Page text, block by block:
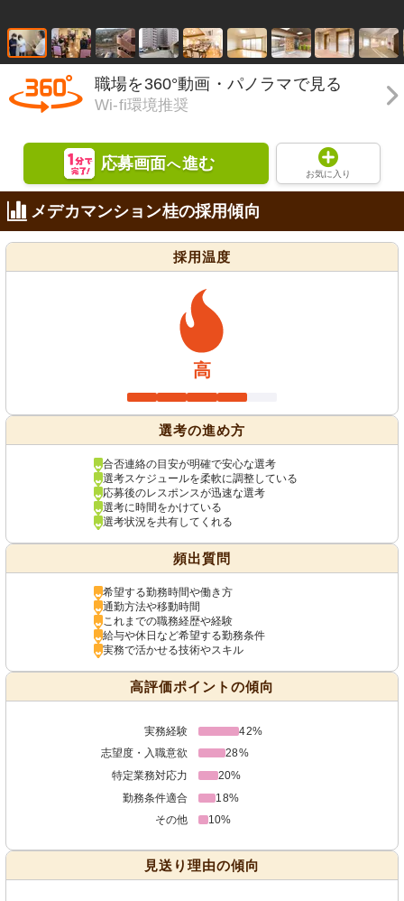
職場を360°動画・パノラマで見る
Wi-fi環境推奨
応募画面へ進む
お気に入り
メデカマンション桂の採用傾向
採用温度
高
選考の進め方
合否連絡の目安が明確で安心な選考
選考スケジュールを柔軟に調整している
応募後のレスポンスが迅速な選考
選考に時間をかけている
選考状況を共有してくれる
頻出質問
希望する勤務時間や働き方
通勤方法や移動時間
これまでの職務経歴や経験
給与や休日など希望する勤務条件
実務で活かせる技術やスキル
高評価ポイントの傾向
実務経験
42%
志望度・入職意欲
28%
特定業務対応力
20%
勤務条件適合
18%
その他
10%
見送り理由の傾向